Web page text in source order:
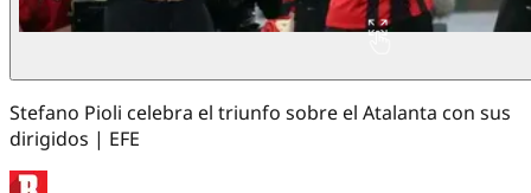
Stefano Pioli celebra el triunfo sobre el Atalanta con sus
dirigidos | EFE